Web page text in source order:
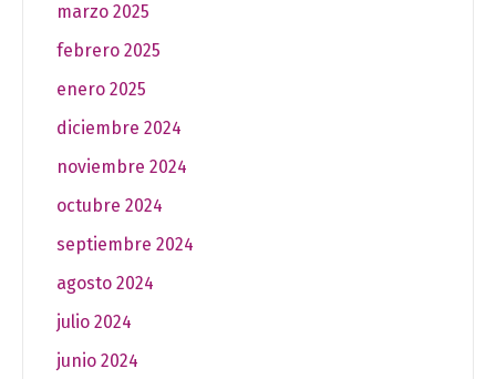
marzo 2025
febrero 2025
enero 2025
diciembre 2024
noviembre 2024
octubre 2024
septiembre 2024
agosto 2024
julio 2024
junio 2024